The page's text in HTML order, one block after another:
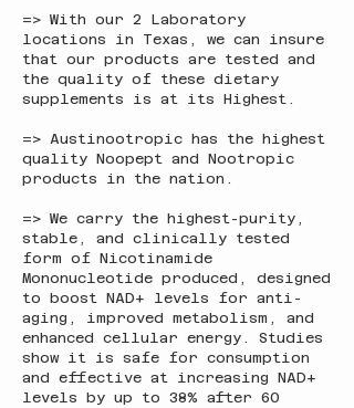
=> With our 2 Laboratory
locations in Texas, we can insure
that our products are tested and
the quality of these dietary
supplements is at its Highest.
=> Austinootropic has the highest
quality Noopept and Nootropic
products in the nation.
=> We carry the highest-purity,
stable, and clinically tested
form of Nicotinamide
Mononucleotide produced, designed
to boost NAD+ levels for anti-
aging, improved metabolism, and
enhanced cellular energy. Studies
show it is safe for consumption
and effective at increasing NAD+
levels by up to 38% after 60